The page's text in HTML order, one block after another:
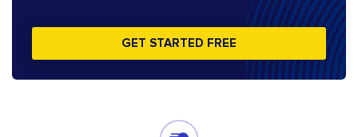
GET STARTED FREE